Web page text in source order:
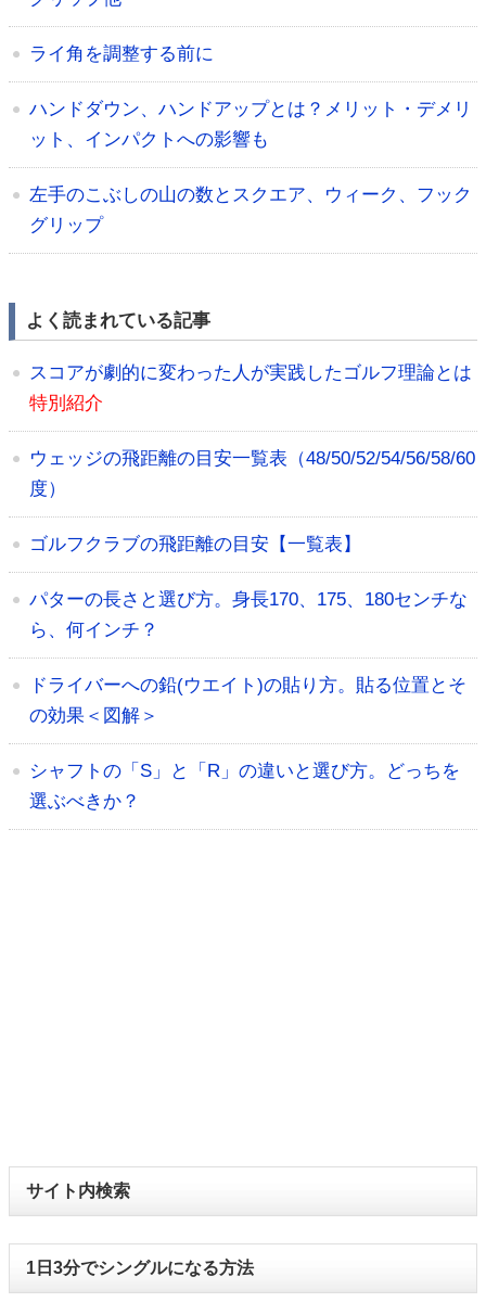
ライ角を調整する前に
ハンドダウン、ハンドアップとは？メリット・デメリ
ット、インパクトへの影響も
左手のこぶしの山の数とスクエア、ウィーク、フック
グリップ
よく読まれている記事
スコアが劇的に変わった人が実践したゴルフ理論とは
特別紹介
ウェッジの飛距離の目安一覧表（48/50/52/54/56/58/60
度）
ゴルフクラブの飛距離の目安【一覧表】
パターの長さと選び方。身長170、175、180センチな
ら、何インチ？
ドライバーへの鉛(ウエイト)の貼り方。貼る位置とそ
の効果＜図解＞
シャフトの「S」と「R」の違いと選び方。どっちを
選ぶべきか？
サイト内検索
1日3分でシングルになる方法